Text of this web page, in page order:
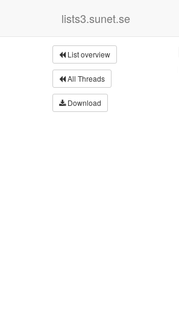
lists3.sunet.se
List overview
All Threads
Download